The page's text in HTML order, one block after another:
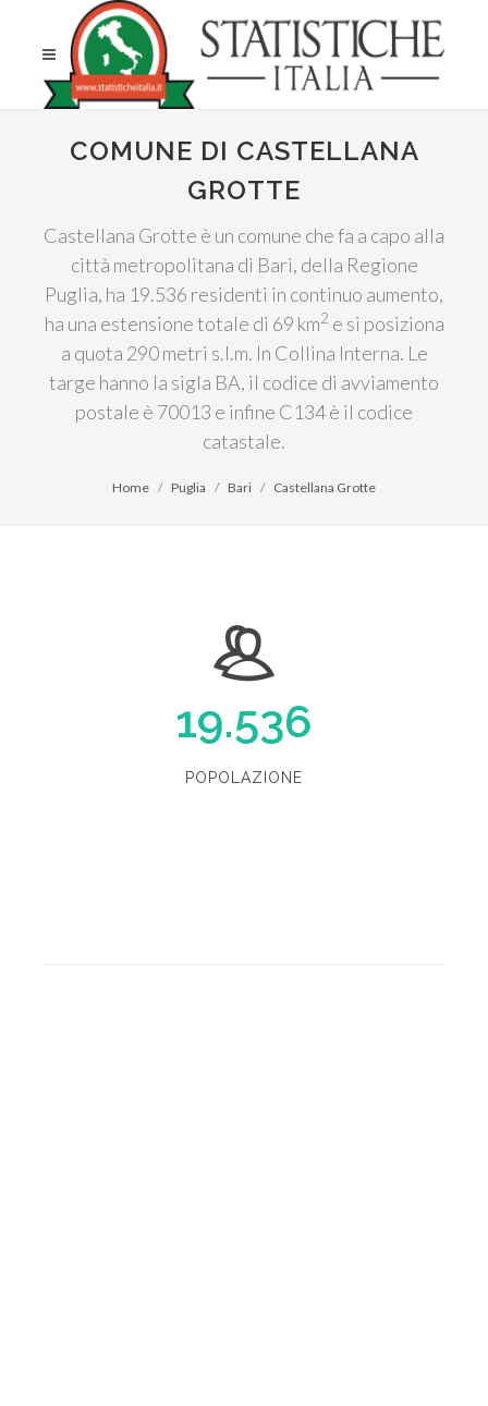
COMUNE DI CASTELLANA
GROTTE
Castellana Grotte è un comune che fa a capo alla
città metropolitana di Bari, della Regione
Puglia, ha 19.536 residenti in continuo aumento,
ha una estensione totale di 69 km2 e si posiziona
a quota 290 metri s.l.m. In Collina Interna. Le
targe hanno la sigla BA, il codice di avviamento
postale è 70013 e infine C134 è il codice
catastale.
Home Puglia Bari Castellana Grotte
19.536
POPOLAZIONE